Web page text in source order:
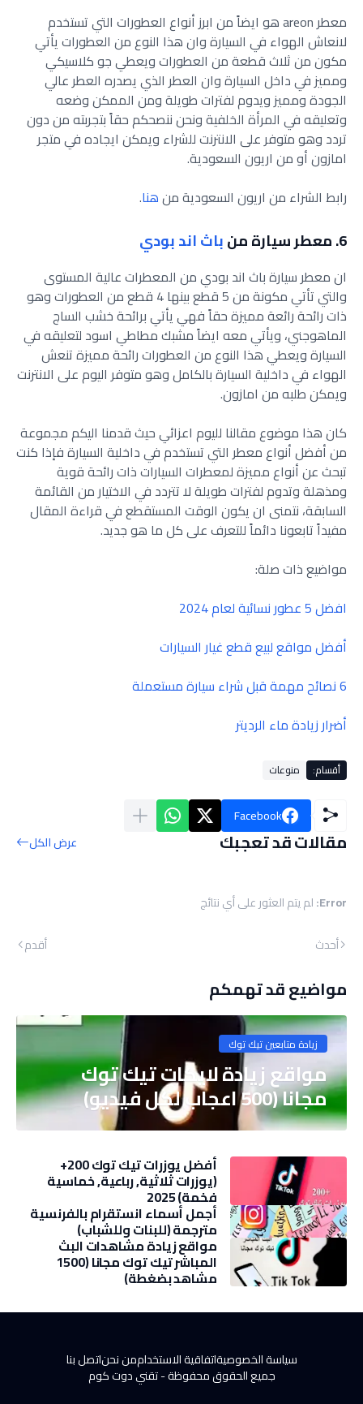
معطر areon هو ايضاً من ابرز أنواع العطورات التي تستخدم
لانعاش الهواء في السيارة وان هذا النوع من العطورات يأتي
مكون من ثلاث قطعة من العطورات ويعطي جو كلاسيكي
ومميز في داخل السيارة وان العطر الذي يصدره العطر عالي
الجودة ومميز ويدوم لفترات طويلة ومن الممكن وضعه
وتعليقه في المرأة الخلفية ونحن ننصحكم حقاً بتجربته من دون
تردد وهو متوفر على الانترنت للشراء ويمكن ايجاده في متجر
امازون أو من اريون السعودية.
رابط الشراء من اريون السعودية منهنا.
6. معطر سيارة من باث اند بودي
ان معطر سيارة باث اند بودي من المعطرات عالية المستوى
والتي تأتي مكونة من 5 قطع بينها 4 قطع من العطورات وهو
ذات رائحة رائعة مميزة حقاً فهي يأتي برائحة خشب الساج
الماهوجني، ويأتي معه ايضاً مشبك مطاطي اسود لتعليقه في
السيارة ويعطي هذا النوع من العطورات رائحة مميزة تنعش
الهواء في داخلية السيارة بالكامل وهو متوفر اليوم على الانترنت
ويمكن طلبه من امازون.
كان هذا موضوع مقالنا لليوم اعزائي حيث قدمنا اليكم مجموعة
من أفضل أنواع معطر التي تستخدم في داخلية السيارة فإذا كنت
تبحث عن أنواع مميزة لمعطرات السيارات ذات رائحة قوية
ومذهلة وتدوم لفترات طويلة لا تتردد في الاختيار من القائمة
السابقة، نتمنى ان يكون الوقت المستقطع في قراءة المقال
مفيداً تابعونا دائماً للتعرف على كل ما هو جديد.
مواضيع ذات صلة:
افضل 5 عطور نسائية لعام 2024
أفضل مواقع لبيع قطع غيار السيارات
6 نصائح مهمة قبل شراء سيارة مستعملة
أضرار زيادة ماء الرديتر
أقسام: منوعات
Facebook
مقالات قد تعجبك عرض الكل
Error: لم يتم العثور على أي نتائج
أحدث
أقدم
مواضيع قد تهمكم
زيادة متابعين تيك توك
مواقع زيادة لايكات تيك توك
مجانا (500 اعجاب لكل فيديو)
أفضل يوزرات تيك توك 200+
(يوزرات ثلاثية, رباعية, خماسية
فخمة) 2025
أجمل أسماء انستقرام بالفرنسية
مترجمة (للبنات وللشباب)
مواقع زيادة مشاهدات البث
المباشر تيك توك مجانا (1500
مشاهد بضغطة)
جميع الحقوق محفوظة -تقني دوت كوم
سياسة الخصوصيةاتفاقية الاستخداممن نحناتصل بنا